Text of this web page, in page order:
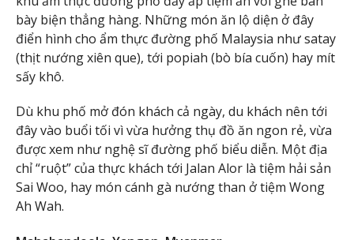
bày biện thẳng hàng. Những món ăn lộ diện ở đây
điển hình cho ẩm thực đường phố Malaysia như satay
(thịt nướng xiên que), tới popiah (bò bía cuốn) hay mít
sấy khô.
Dù khu phố mở đón khách cả ngày, du khách nên tới
đây vào buổi tối vì vừa hưởng thụ đồ ăn ngon rẻ, vừa
được xem như nghệ sĩ đường phố biểu diễn. Một địa
chỉ “ruột” của thực khách tới Jalan Alor là tiệm hải sản
Sai Woo, hay món cánh gà nướng than ở tiệm Wong
Ah Wah.